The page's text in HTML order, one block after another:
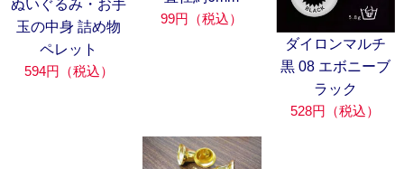
ぬいぐるみ・お手
玉の中身 詰め物
ペレット
594円（税込）
99円（税込）
ダイロンマルチ
黒 08 エボニーブ
ラック
528円（税込）